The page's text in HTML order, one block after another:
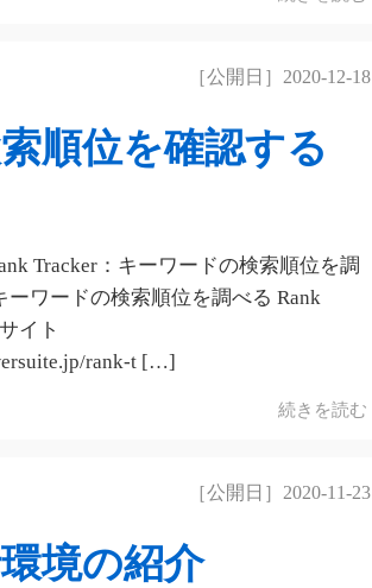
［公開日］2020-12-18
順位を確認する
Tracker：キーワードの検索順位を調
ーワードの検索順位を調べる Rank
イト
rank-t […]
続きを読む
［公開日］2020-11-23
境の紹介